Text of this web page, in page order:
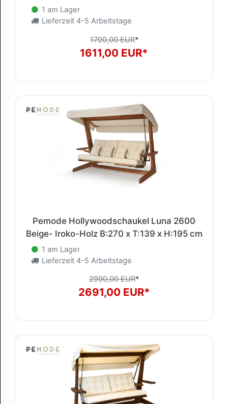
1 am Lager
Lieferzeit 4-5 Arbeitstage
1790,00 EUR*
1611,00 EUR*
Pemode Hollywoodschaukel Luna 2600
Beige- Iroko-Holz B:270 x T:139 x H:195 cm
1 am Lager
Lieferzeit 4-5 Arbeitstage
2990,00 EUR*
2691,00 EUR*